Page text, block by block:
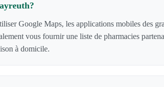
Google Maps, les applications mobiles des
vous fournir une liste de pharmacies
à domicile.